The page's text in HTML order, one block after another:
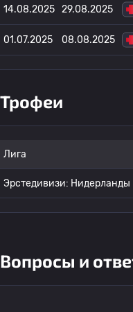
14.08.2025 29.08.2025
01.07.2025 08.08.2025
Трофеи
Лига
Эрстедивизи: Нидерланды
Вопросы и